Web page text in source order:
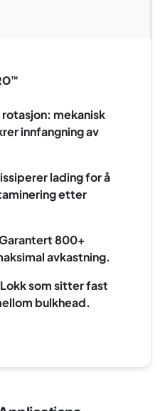
mekanisk
innfangning av
lading for å
etter
800+
avkastning.
som sitter fast
bulkhead.